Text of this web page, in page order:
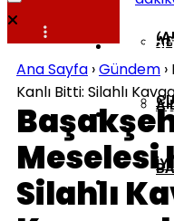
DIŞ
GÜNDEM
Ana Sayfa ›Gündem ›
Kanlı Bitti: Silahlı
Meselesi
Silahlı